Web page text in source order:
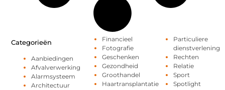
Categorieën
Aanbiedingen
Afvalverwerking
Alarmsysteem
Architectuur
Financieel
Fotografie
Geschenken
Gezondheid
Groothandel
Haartransplantatie
Particuliere
dienstverlening
Rechten
Relatie
Sport
Spotlight